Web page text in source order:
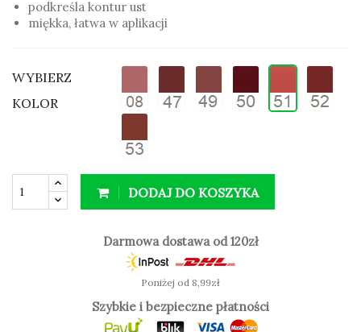
chronią delikatną skórę ust.
konturu ust i wypełniania ich pomadka, jak tez jako
samodzielny produkt na całej powierzchni warg.
Zalety:
odżywcza formuła
podkreśla kontur ust
miękka, łatwa w aplikacji
SPRAWDŹ KOLOR:
podkreśla kontur ust
miękka, łatwa w aplikacji
WYBIERZ
KOLOR
DODAJ DO KOSZYKA
Darmowa dostawa od 120zł
Poniżej od 8,99zł
Szybkie i bezpieczne płatności